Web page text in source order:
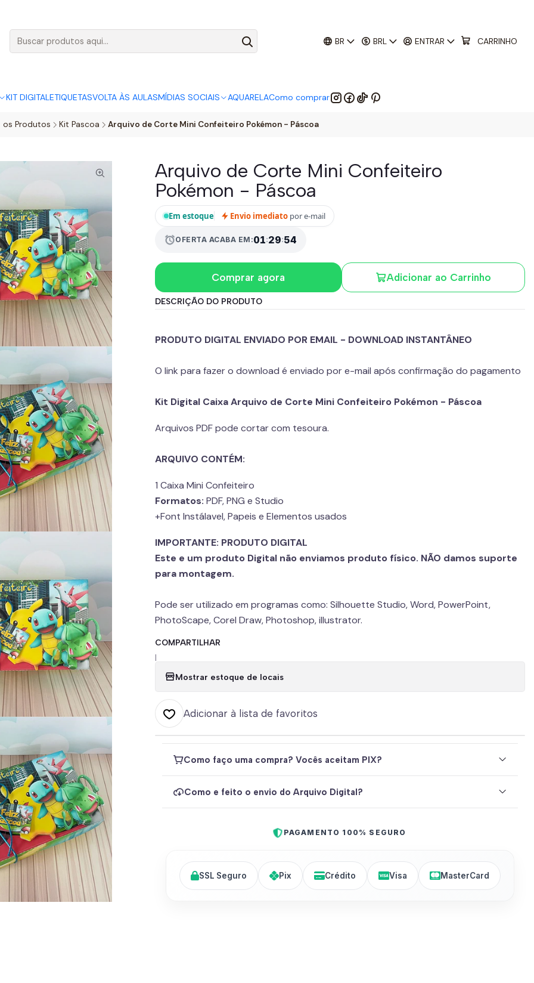
BR BRL ENTRAR CARRINHO
KIT DIGITALETIQUETASVOLTA ÀS AULASMÍDIAS SOCIAIS AQUARELAComo comprar
os Produtos Kit Pascoa Arquivo de Corte Mini Confeiteiro Pokémon - Páscoa
Arquivo de Corte Mini Confeiteiro
Pokémon - Páscoa
Em estoque Envio imediato por e-mail
alarmOFERTA ACABA EM:01:29:52
Adicionar ao Carrinho
Comprar agora
DESCRIÇÃO DO PRODUTO
PRODUTO DIGITAL ENVIADO POR EMAIL - DOWNLOAD INSTANTÂNEO
O link para fazer o download é enviado por e-mail após confirmação do pagamento
Kit Digital Caixa Arquivo de Corte Mini Confeiteiro Pokémon - Páscoa
Arquivos PDF pode cortar com tesoura.
ARQUIVO CONTÉM:
1 Caixa Mini Confeiteiro
Formatos: PDF, PNG e Studio
+Font Instálavel, Papeis e Elementos usados
IMPORTANTE: PRODUTO DIGITAL
Este e um produto Digital não enviamos produto físico. NÃO damos suporte
para montagem.
Pode ser utilizado em programas como: Silhouette Studio, Word, PowerPoint,
PhotoScape, Corel Draw, Photoshop, illustrator.
COMPARTILHAR
|
Mostrar estoque de locais
Adicionar à lista de favoritos
Como faço uma compra? Vocês aceitam PIX?
Como e feito o envio do Arquivo Digital?
PAGAMENTO 100% SEGURO
SSL Seguro Pix Crédito Visa MasterCard